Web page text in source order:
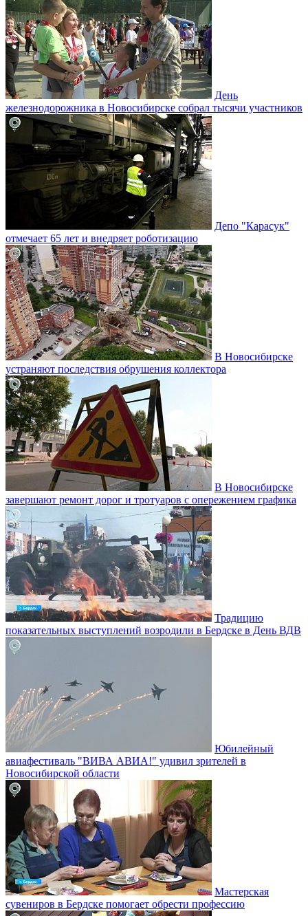
День
железнодорожника в Новосибирске собрал тысячи участников
Депо "Карасук"
отмечает 65 лет и внедряет роботизацию
В Новосибирске
устраняют последствия обрушения коллектора
В Новосибирске
завершают ремонт дорог и тротуаров с опережением графика
Традицию
показательных выступлений возродили в Бердске в День ВДВ
Юбилейный
авиафестиваль "ВИВА АВИА!" удивил зрителей в
Новосибирской области
Мастерская
сувениров в Бердске помогает обрести профессию